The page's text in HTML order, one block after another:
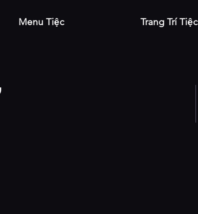
Menu Tiệc Trang Trí Tiệc